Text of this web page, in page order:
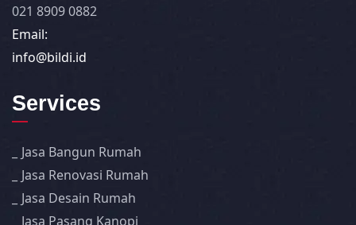
021 8909 0882
Email:
info@bildi.id
Services
Jasa Bangun Rumah
Jasa Renovasi Rumah
Jasa Desain Rumah
Jasa Pasang Kanopi